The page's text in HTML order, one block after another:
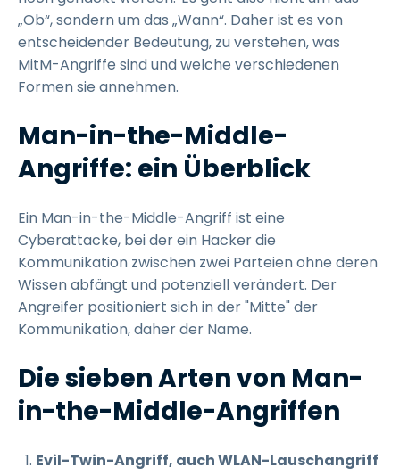
„Ob“, sondern um das „Wann“. Daher ist es von
entscheidender Bedeutung, zu verstehen, was
MitM-Angriffe sind und welche verschiedenen
Formen sie annehmen.
Man-in-the-Middle-
Angriffe: ein Überblick
Ein Man-in-the-Middle-Angriff ist eine
Cyberattacke, bei der ein Hacker die
Kommunikation zwischen zwei Parteien ohne deren
Wissen abfängt und potenziell verändert. Der
Angreifer positioniert sich in der "Mitte" der
Kommunikation, daher der Name.
Die sieben Arten von Man-
in-the-Middle-Angriffen
Evil-Twin-Angriff, auch WLAN-Lauschangriff